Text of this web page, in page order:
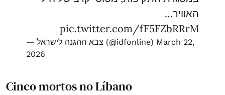
האוויר…
pic.twitter.com/fF5FZbRRrM
— צבא ההגנה לישראל (@idfonline) March 22,
2026
Cinco mortos no Líbano